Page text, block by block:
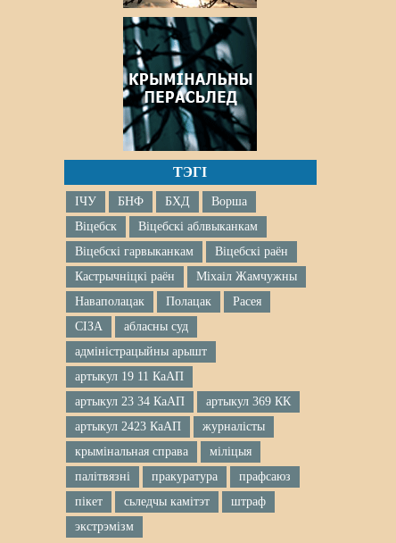
ТЭГІ
ІЧУ БНФ БХД
Ворша
Віцебск
Віцебскі аблвыканкам
Віцебскі гарвыканкам
Віцебскі раён
Кастрычніцкі раён
Міхаіл Жамчужны
Наваполацак
Полацак
Расея
СІЗА
абласны суд
адміністрацыйны арышт
артыкул 19 11 КаАП
артыкул 23 34 КаАП
артыкул 369 КК
артыкул 2423 КаАП
журналісты
крымінальная справа
міліцыя
палітвязні
пракуратура
прафсаюз
пікет
сьледчы камітэт
штраф
экстрэмізм